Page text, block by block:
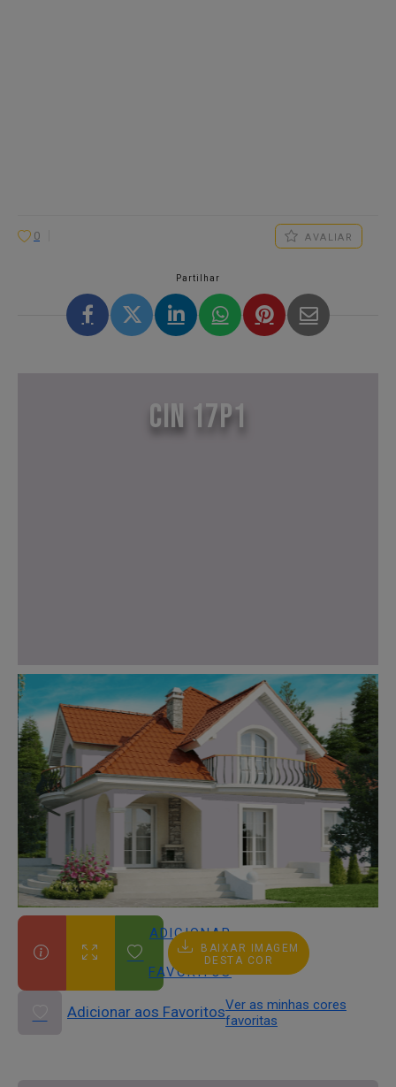
0 AVALIAR
Partilhar
CIN 17P1
ADICIONAR
AOS
FAVORITOS
BAIXAR IMAGEM
DESTA COR
Adicionar aos FavoritosVer as minhas cores
favoritas